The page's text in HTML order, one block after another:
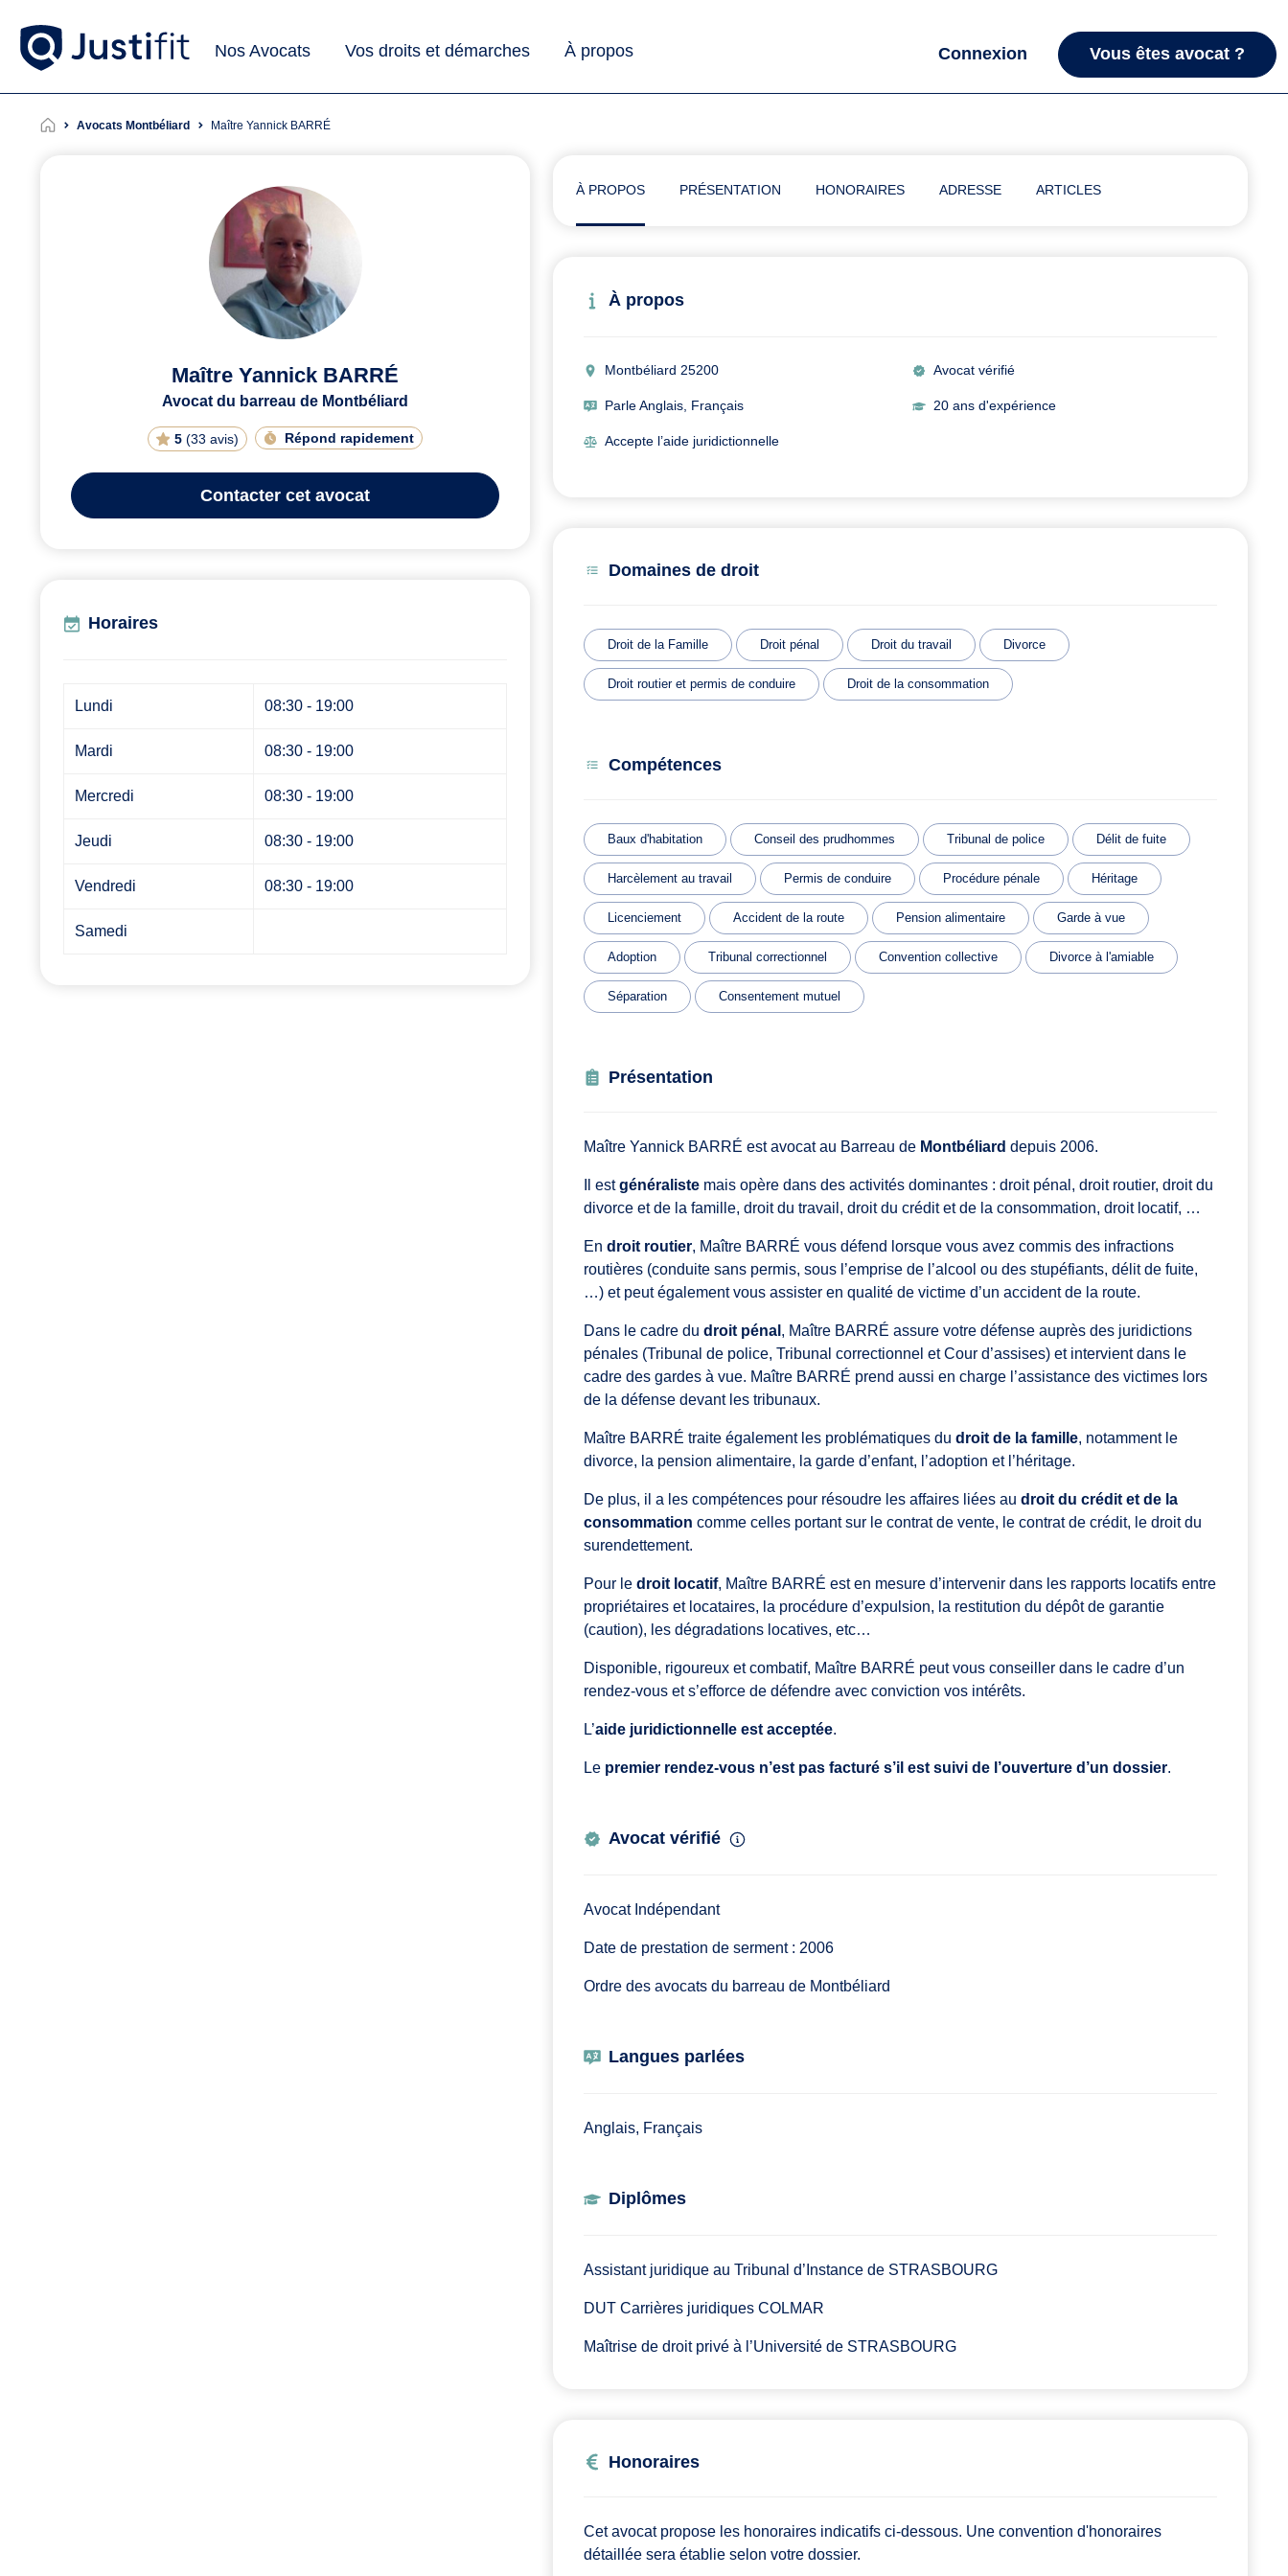
Nos Avocats Vos droits et démarches À propos Connexion Vous êtes avocat ?
Avocats Montbéliard Maître Yannick BARRÉ
Maître Yannick BARRÉ
Avocat du barreau de Montbéliard
5(33 avis) Répond rapidement
Contacter cet avocat
Horaires
Lundi 08:30 - 19:00
Mardi 08:30 - 19:00
Mercredi 08:30 - 19:00
Jeudi 08:30 - 19:00
Vendredi 08:30 - 19:00
Samedi
À PROPOS PRÉSENTATION HONORAIRES ADRESSE ARTICLES
À propos
Montbéliard 25200 Avocat vérifié
Parle Anglais, Français 20 ans d'expérience
Accepte l’aide juridictionnelle
Domaines de droit
Droit de la Famille Droit pénal Droit du travail Divorce
Droit routier et permis de conduire Droit de la consommation
Compétences
Baux d'habitation Conseil des prudhommes Tribunal de police Délit de fuite
Harcèlement au travail Permis de conduire Procédure pénale Héritage
Licenciement Accident de la route Pension alimentaire Garde à vue
Adoption Tribunal correctionnel Convention collective Divorce à l'amiable
Séparation Consentement mutuel
Présentation
Maître Yannick BARRÉ est avocat au Barreau de Montbéliard depuis 2006.
Il estgénéraliste mais opère dans des activités dominantes : droit pénal, droit routier, droit du
divorce et de la famille, droit du travail, droit du crédit et de la consommation, droit locatif, …
En droit routier, Maître BARRÉ vous défend lorsque vous avez commis des infractions
routières (conduite sans permis, sous l’emprise de l’alcool ou des stupéfiants, délit de fuite,
…) et peut également vous assister en qualité de victime d’un accident de la route.
Dans le cadre du droit pénal , Maître BARRÉ assure votre défense auprès des juridictions
pénales (Tribunal de police, Tribunal correctionnel et Cour d’assises) et intervient dans le
cadre des gardes à vue. Maître BARRÉ prend aussi en charge l’assistance des victimes lors
de la défense devant les tribunaux.
Maître BARRÉ traite également les problématiques du droit de la famille, notamment le
divorce, la pension alimentaire, la garde d’enfant, l’adoption et l’héritage.
De plus, il a les compétences pour résoudre les affaires liées au droit du crédit et de la
consommation comme celles portant sur le contrat de vente, le contrat de crédit, le droit du
surendettement.
Pour le droit locatif, Maître BARRÉ est en mesure d’intervenir dans les rapports locatifs entre
propriétaires et locataires, la procédure d’expulsion, la restitution du dépôt de garantie
(caution), les dégradations locatives, etc…
Disponible, rigoureux et combatif, Maître BARRÉ peut vous conseiller dans le cadre d’un
rendez-vous et s’efforce de défendre avec conviction vos intérêts.
L’aide juridictionnelle est acceptée.
Le premier rendez-vous n’est pas facturé s’il est suivi de l’ouverture d’un dossier.
Avocat vérifié
Avocat Indépendant
Date de prestation de serment : 2006
Ordre des avocats du barreau de Montbéliard
Langues parlées
Anglais, Français
Diplômes
Assistant juridique au Tribunal d’Instance de STRASBOURG
DUT Carrières juridiques COLMAR
Maîtrise de droit privé à l’Université de STRASBOURG
Honoraires
Cet avocat propose les honoraires indicatifs ci-dessous. Une convention d'honoraires
détaillée sera établie selon votre dossier.